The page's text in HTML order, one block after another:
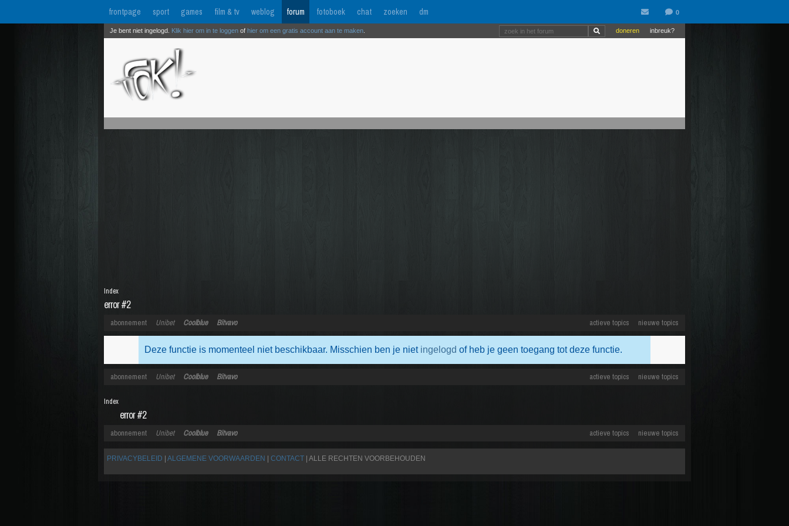
frontpage sport games film & tv weblog forum fotoboek chat zoeken dm
inbreuk?
doneren
Je bent niet ingelogd. Klik hier om in te loggen of hier om een gratis account aan te maken
error #2
Index
actieve topics nieuwe topics
abonnement Unibet Coolblue Bitvavo
Deze functie is momenteel niet beschikbaar. Misschien ben je niet ingelogd of heb je geen toegang tot deze functie.
actieve topics nieuwe topics
abonnement Unibet Coolblue Bitvavo
error #2
Index
actieve topics nieuwe topics
abonnement Unibet Coolblue Bitvavo
PRIVACYBELEID ALGEMENE VOORWAARDEN CONTACT | ALLE RECHTEN VOORBEHOUDEN